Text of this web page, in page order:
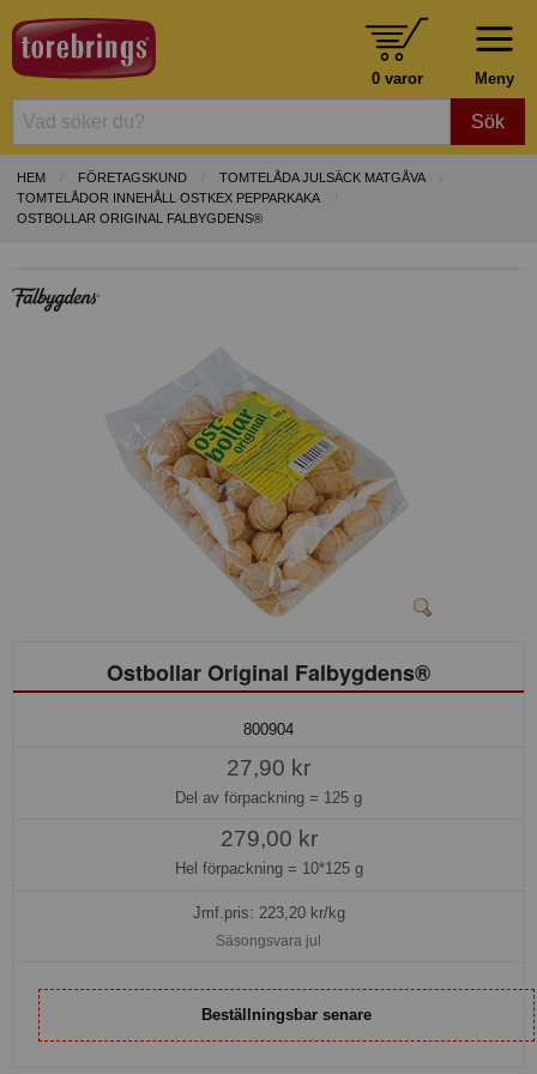
Meny
0 varor
Sök
HEM FÖRETAGSKUND
TOMTELÅDA JULSÄCK MATGÅVA
TOMTELÅDOR INNEHÅLL OSTKEX PEPPARKAKA
OSTBOLLAR ORIGINAL FALBYGDENS®
Ostbollar Original Falbygdens®
800904
27,90 kr
Del av förpackning = 125 g
279,00 kr
Hel förpackning = 10*125 g
Jmf.pris: 223,20kr/kg
Säsongsvara jul
Beställningsbar senare